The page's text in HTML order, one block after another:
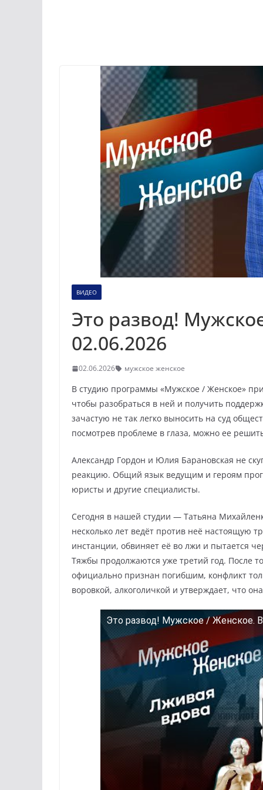
ВИДЕО
Это развод!
02.06.2026
02.06.2026 мужское женское
В студию программы «Мужское / Женское»
чтобы разобраться в ней и получить
зачастую не так легко выносить на суд
посмотрев проблеме в глаза, можно ее
Александр Гордон и Юлия Барановская не
реакцию. Общий язык ведущим и героям
юристы и другие специалисты.
Сегодня в нашей студии — Татьяна
несколько лет ведёт против неё настоящую
инстанции, обвиняет её во лжи и пытается
Тяжбы продолжаются уже третий год. После
официально признан погибшим, конфликт
воровкой, алкоголичкой и утверждает, что
Это развод! Мужское / Женское.